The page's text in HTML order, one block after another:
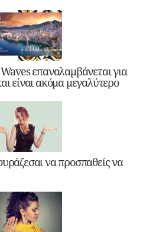
επαναλαμβάνεται για
είναι ακόμα μεγαλύτερο
να προσπαθείς να